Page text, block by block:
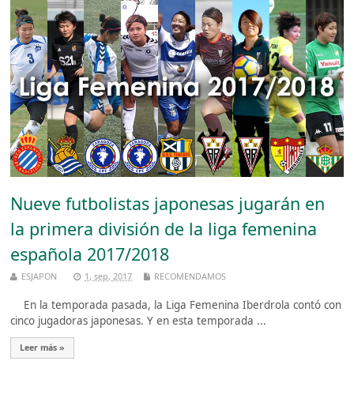
Nueve futbolistas japonesas jugarán en
la primera división de la liga femenina
española 2017/2018
ESJAPON 1, sep, 2017 RECOMENDAMOS
En la temporada pasada, la Liga Femenina Iberdrola contó con
cinco jugadoras japonesas. Y en esta temporada ...
Leer más »